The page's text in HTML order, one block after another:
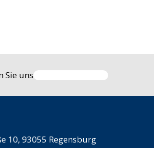
Sie uns
10, 93055 Regensburg